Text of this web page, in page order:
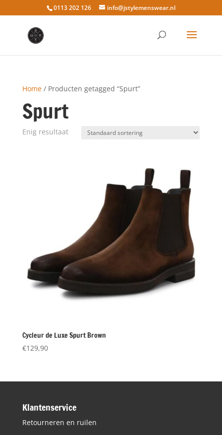
0113 202 126 info@jstylemenswear.nl
Home/ Producten getagged “Spurt”
Spurt
Enig resultaat
Cycleur de Luxe Spurt Brown
€129,90
Klantenservice
Retourneren en ruilen